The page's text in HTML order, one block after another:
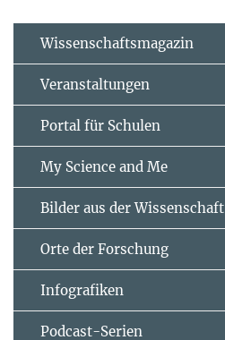
Wissenschaftsmagazin
Veranstaltungen
Portal für Schulen
My Science and Me
Bilder aus der Wissenschaft
Orte der Forschung
Infografiken
Podcast-Serien